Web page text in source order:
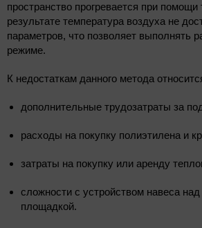
пространство прогревается при
результате температура воздуха не
параметров, что позволяет выполнять
режиме.
К недостаткам данного метода
дополнительные трудозатраты за
расходы на покупку полиэтилена и
затраты на покупку или аренду
сложности с устройством навеса
площадкой.